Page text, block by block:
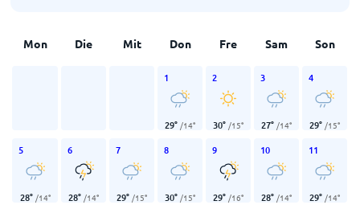
Mon Die Mit Don Fre Sam Son
1
29° /14°
2
30° /15°
3
27° /14°
4
29° /15°
5
28° /14°
6
28° /14°
7
29° /15°
8
30° /15°
9
29° /16°
10
28° /14°
11
29° /14°